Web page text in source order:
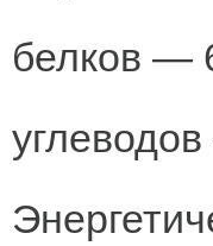
белков —